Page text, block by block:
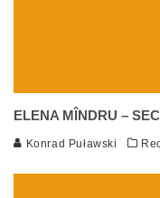
ELENA MÎNDRU –
Konrad Puławski